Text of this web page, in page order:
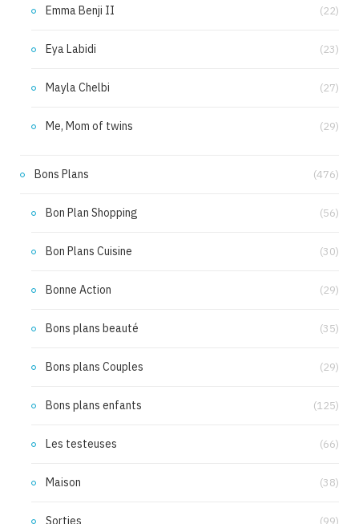
Emma Benji II (22)
Eya Labidi (23)
Mayla Chelbi (27)
Me, Mom of twins (29)
Bons Plans (476)
Bon Plan Shopping (56)
Bon Plans Cuisine (30)
Bonne Action (29)
Bons plans beauté (35)
Bons plans Couples (29)
Bons plans enfants (125)
Les testeuses (66)
Maison (38)
Sorties (99)